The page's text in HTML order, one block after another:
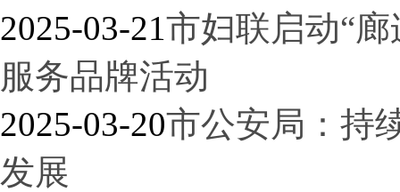
2025-03-21市妇联启动“
服务品牌活动
2025-03-20市公安局：持
发展